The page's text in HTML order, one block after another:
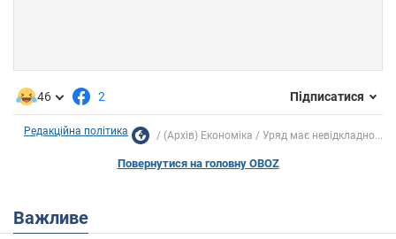
46 2 Підписатися
Редакційна політика (Архів) Економіка Уряд має невідкладно...
Повернутися на головну OBOZ
Важливе